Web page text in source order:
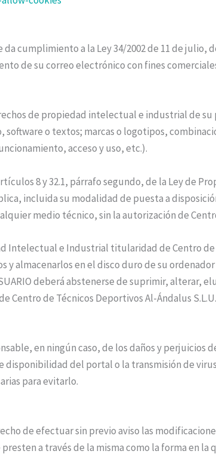
cumplimiento a la Ley 34/2002 de 11 de julio,
de su correo electrónico con fines
de propiedad intelectual e industrial de
o textos; marcas o logotipos,
acceso y uso, etc.).
8 y 32.1, párrafo segundo, de la Ley de
incluida su modalidad de puesta a
medio técnico, sin la autorización de
Intelectual e Industrial titularidad de Centro de
almacenarlos en el disco duro de su
deberá abstenerse de suprimir,
Centro de Técnicos Deportivos Al-Ándalus S.L.U.
en ningún caso, de los daños y
del portal o la transmisión de
para evitarlo.
de efectuar sin previo aviso las
a través de la misma como la forma en la